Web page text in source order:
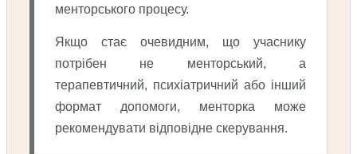
менторського процесу.
Якщо стає очевидним, що учаснику
потрібен не менторський, а
терапевтичний, психіатричний або інший
формат допомоги, менторка може
рекомендувати відповідне скерування.